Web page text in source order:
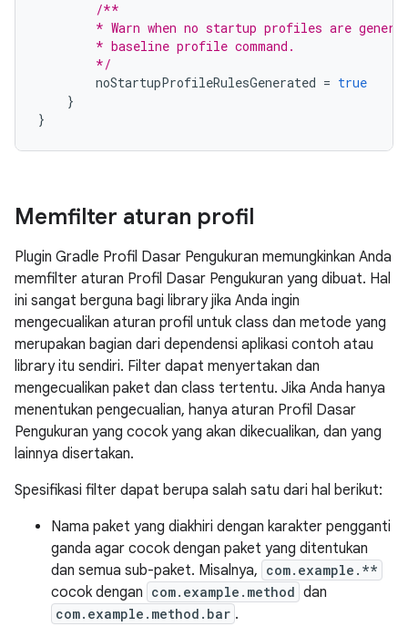
/**
* Warn when no startup profiles are
        * baseline profile command.
        */
noStartupProfileRulesGenerated = true
}
}
Memfilter aturan profil
Plugin Gradle Profil Dasar Pengukuran memungkinkan Anda
memfilter aturan Profil Dasar Pengukuran yang dibuat. Hal
ini sangat berguna bagi library jika Anda ingin
mengecualikan aturan profil untuk class dan metode yang
merupakan bagian dari dependensi aplikasi contoh atau
library itu sendiri. Filter dapat menyertakan dan
mengecualikan paket dan class tertentu. Jika Anda hanya
menentukan pengecualian, hanya aturan Profil Dasar
Pengukuran yang cocok yang akan dikecualikan, dan yang
lainnya disertakan.
Spesifikasi filter dapat berupa salah satu dari hal berikut:
Nama paket yang diakhiri dengan karakter pengganti
ganda agar cocok dengan paket yang ditentukan
dan semua sub-paket. Misalnya, com.example.**
cocok dengan com.example.method dan
com.example.method.bar .